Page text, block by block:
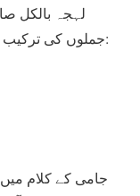
لہجہ بالکل
جملوں کی ترکیب سے خلوص و محبت ٹپکتی ہے نمونہ دیکھئے:
جامی کے کلام